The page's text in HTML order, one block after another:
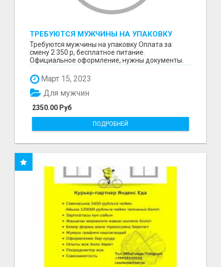
ТРЕБУЮТСЯ МУЖЧИНЫ НА УПАКОВКУ
Требуются мужчины на упаковку Оплата за
смену 2 350 р, бесплатное питание.
Официальное оформление, нужны документы.
Март 15, 2023
2350.00 Руб
Для мужчин
ПОДРОБНЕЙ